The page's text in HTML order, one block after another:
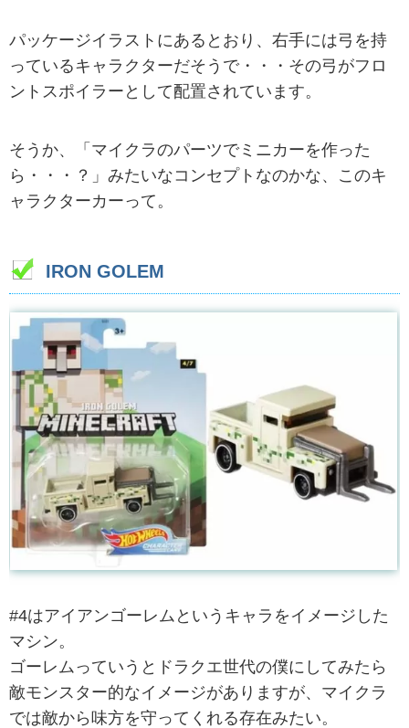
パッケージイラストにあるとおり、右手には弓を持
っているキャラクターだそうで・・・その弓がフロ
ントスポイラーとして配置されています。
そうか、「マイクラのパーツでミニカーを作った
ら・・・？」みたいなコンセプトなのかな、このキ
ャラクターカーって。
IRON GOLEM
#4はアイアンゴーレムというキャラをイメージした
マシン。
ゴーレムっていうとドラクエ世代の僕にしてみたら
敵モンスター的なイメージがありますが、マイクラ
では敵から味方を守ってくれる存在みたい。